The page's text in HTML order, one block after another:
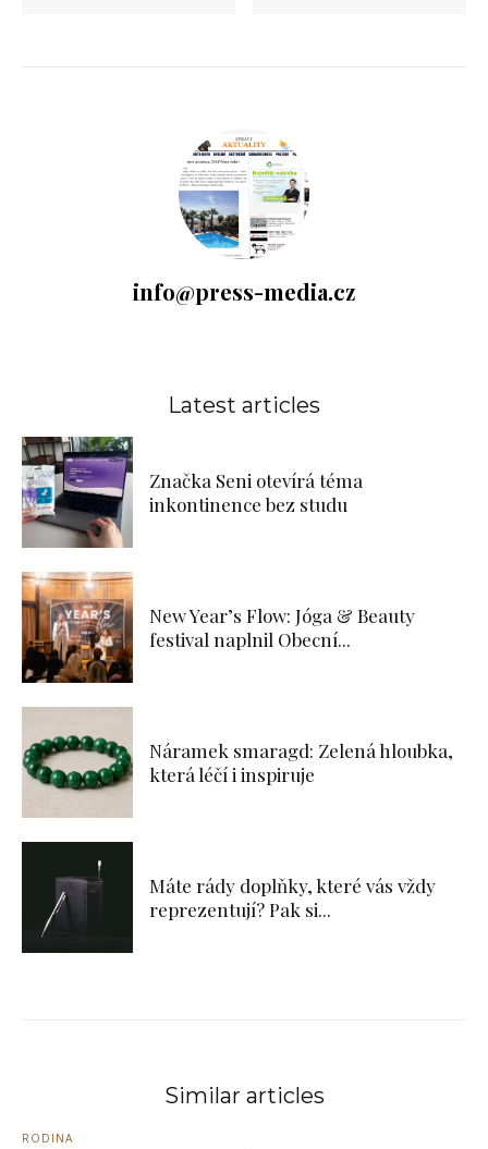
info@press-media.cz
Latest articles
Značka Seni otevírá téma
inkontinence bez studu
New Year’s Flow: Jóga & Beauty
festival naplnil Obecní...
Náramek smaragd: Zelená hloubka,
která léčí i inspiruje
Máte rády doplňky, které vás vždy
reprezentují? Pak si...
Similar articles
RODINA